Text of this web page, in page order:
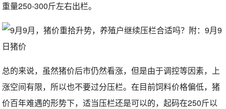
重量250-300斤左右出栏。
总的来说，虽然猪价后市仍然看涨，但是由于调控等因素，上
涨空间有限，所以也不要过分压栏。在目前饲料价格偏低，猪
价百年难遇的形势下，适当压栏还是可以的，起码在250斤以